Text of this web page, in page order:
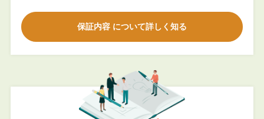
保証内容 について詳しく知る